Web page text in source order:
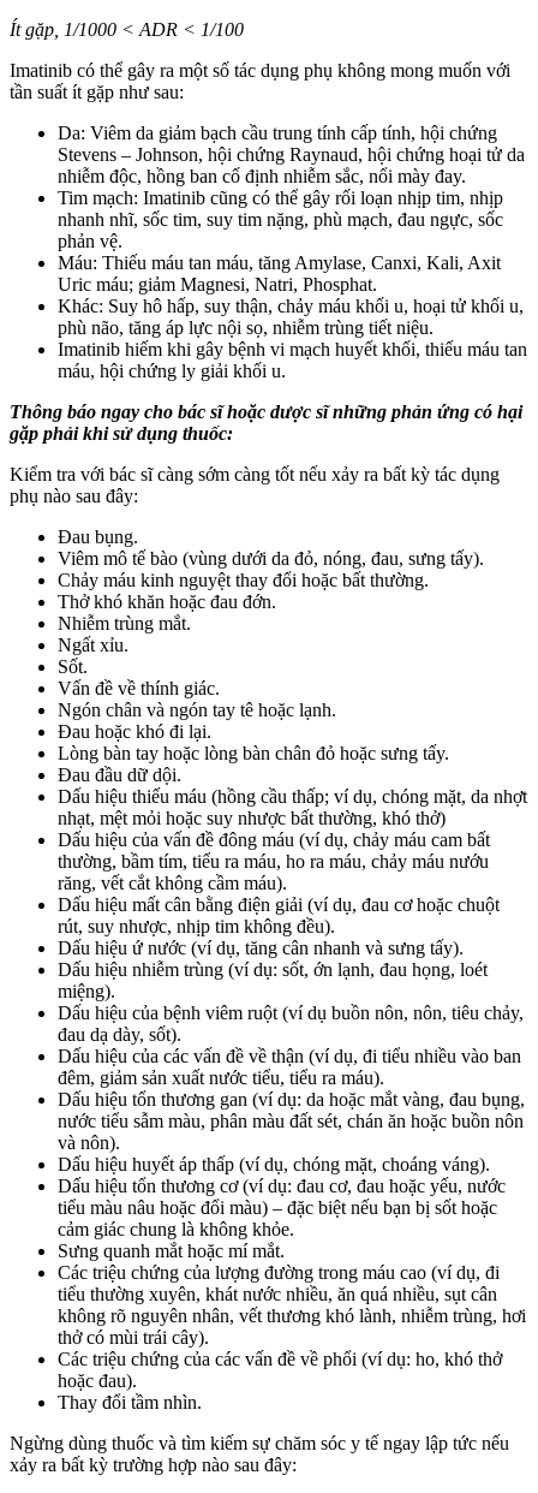
Ít gặp, 1/1000 < ADR < 1/100
Imatinib có thể gây ra một số tác dụng phụ không mong muốn với
tần suất ít gặp như sau:
Da: Viêm da giảm bạch cầu trung tính cấp tính, hội chứng
Stevens – Johnson, hội chứng Raynaud, hội chứng hoại tử da
nhiễm độc, hồng ban cố định nhiễm sắc, nổi mày đay.
Tim mạch: Imatinib cũng có thể gây rối loạn nhịp tim, nhịp
nhanh nhĩ, sốc tim, suy tim nặng, phù mạch, đau ngực, sốc
phản vệ.
Máu: Thiếu máu tan máu, tăng Amylase, Canxi, Kali, Axit
Uric máu; giảm Magnesi, Natri, Phosphat.
Khác: Suy hô hấp, suy thận, chảy máu khối u, hoại tử khối u,
phù não, tăng áp lực nội sọ, nhiễm trùng tiết niệu.
Imatinib hiếm khi gây bệnh vi mạch huyết khối, thiếu máu tan
máu, hội chứng ly giải khối u.
Thông báo ngay cho bác sĩ hoặc dược sĩ những phản ứng có hại
gặp phải khi sử dụng thuốc:
Kiểm tra với bác sĩ càng sớm càng tốt nếu xảy ra bất kỳ tác dụng
phụ nào sau đây:
Đau bụng.
Viêm mô tế bào (vùng dưới da đỏ, nóng, đau, sưng tấy).
Chảy máu kinh nguyệt thay đổi hoặc bất thường.
Thở khó khăn hoặc đau đớn.
Nhiễm trùng mắt.
Ngất xỉu.
Sốt.
Vấn đề về thính giác.
Ngón chân và ngón tay tê hoặc lạnh.
Đau hoặc khó đi lại.
Lòng bàn tay hoặc lòng bàn chân đỏ hoặc sưng tấy.
Đau đầu dữ dội.
Dấu hiệu thiếu máu (hồng cầu thấp; ví dụ, chóng mặt, da nhợt
nhạt, mệt mỏi hoặc suy nhược bất thường, khó thở)
Dấu hiệu của vấn đề đông máu (ví dụ, chảy máu cam bất
thường, bầm tím, tiểu ra máu, ho ra máu, chảy máu nướu
răng, vết cắt không cầm máu).
Dấu hiệu mất cân bằng điện giải (ví dụ, đau cơ hoặc chuột
rút, suy nhược, nhịp tim không đều).
Dấu hiệu ứ nước (ví dụ, tăng cân nhanh và sưng tấy).
Dấu hiệu nhiễm trùng (ví dụ: sốt, ớn lạnh, đau họng, loét
miệng).
Dấu hiệu của bệnh viêm ruột (ví dụ buồn nôn, nôn, tiêu chảy,
đau dạ dày, sốt).
Dấu hiệu của các vấn đề về thận (ví dụ, đi tiểu nhiều vào ban
đêm, giảm sản xuất nước tiểu, tiểu ra máu).
Dấu hiệu tổn thương gan (ví dụ: da hoặc mắt vàng, đau bụng,
nước tiểu sẫm màu, phân màu đất sét, chán ăn hoặc buồn nôn
và nôn).
Dấu hiệu huyết áp thấp (ví dụ, chóng mặt, choáng váng).
Dấu hiệu tổn thương cơ (ví dụ: đau cơ, đau hoặc yếu, nước
tiểu màu nâu hoặc đổi màu) – đặc biệt nếu bạn bị sốt hoặc
cảm giác chung là không khỏe.
Sưng quanh mắt hoặc mí mắt.
Các triệu chứng của lượng đường trong máu cao (ví dụ, đi
tiểu thường xuyên, khát nước nhiều, ăn quá nhiều, sụt cân
không rõ nguyên nhân, vết thương khó lành, nhiễm trùng, hơi
thở có mùi trái cây).
Các triệu chứng của các vấn đề về phổi (ví dụ: ho, khó thở
hoặc đau).
Thay đổi tầm nhìn.
Ngừng dùng thuốc và tìm kiếm sự chăm sóc y tế ngay lập tức nếu
xảy ra bất kỳ trường hợp nào sau đây: